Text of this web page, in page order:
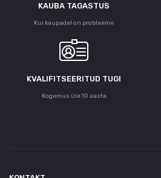
KAUBA TAGASTUS
Kui kaupadel on probleeme
KVALIFITSEERITUD TUGI
Kogemus üle 10 aasta